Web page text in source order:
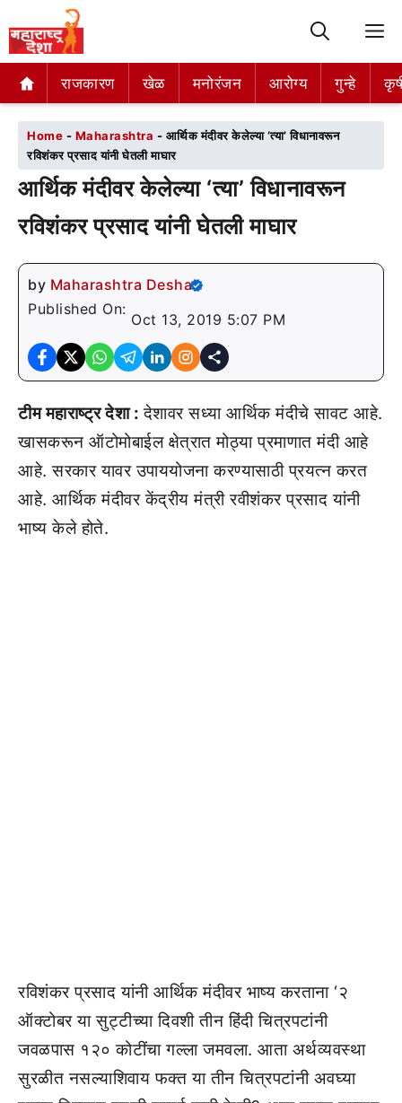
राजकारण खेळ मनोरंजन आरोग्य गुन्हे
राजकारण खेळ मनोरंजन आरोग्य गुन्हे
Home - Maharashtra - आर्थिक मंदीवर केलेल्या ‘त्या’ विधानावरून
रविशंकर प्रसाद यांनी घेतली माघार
आर्थिक मंदीवर केलेल्या ‘त्या’ विधानावरून
रविशंकर प्रसाद यांनी घेतली माघार
by Maharashtra Desha
Published On:
Oct 13, 2019 5:07 PM
टीम महाराष्ट्र देशा :देशावर सध्या आर्थिक मंदीचे सावट आहे.
खासकरून ऑटोमोबाईल क्षेत्रात मोठ्या प्रमाणात मंदी आहे
आहे. सरकार यावर उपाययोजना करण्यासाठी प्रयत्न करत
आहे. आर्थिक मंदीवर केंद्रीय मंत्री रवीशंकर प्रसाद यांनी
भाष्य केले होते.
रविशंकर प्रसाद यांनी आर्थिक मंदीवर भाष्य करताना ‘२
ऑक्टोबर या सुट्टीच्या दिवशी तीन हिंदी चित्रपटांनी
जवळपास १२० कोटींचा गल्ला जमवला. आता अर्थव्यवस्था
सुरळीत नसल्याशिवाय फक्त या तीन चित्रपटांनी अवघ्या